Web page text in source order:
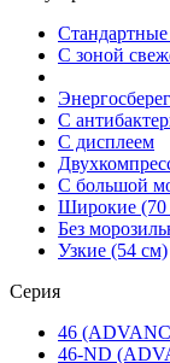
С зоной
С
С дисплеем
С большой
Широкие (70
Без
Узкие (54 см)
Серия
46
46-ND